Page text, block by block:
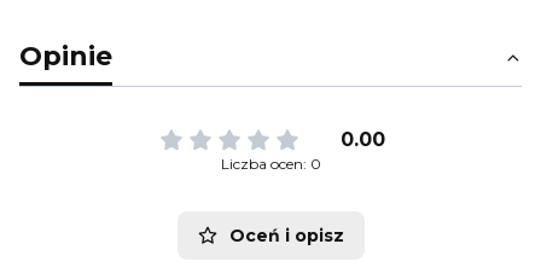
Opinie
0.00
Liczba ocen: 0
Oceń i opisz